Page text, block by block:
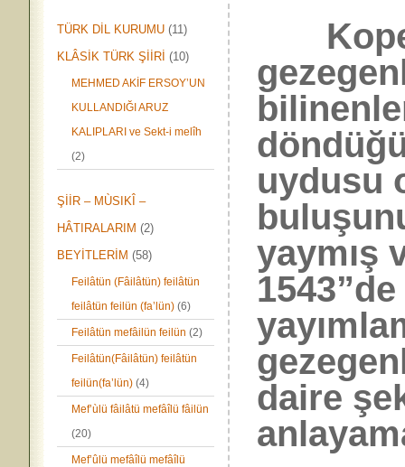
TÜRK DİL KURUMU (11)
KLÂSİK TÜRK ŞİİRİ (10)
MEHMED AKİF ERSOY’UN
KULLANDIĞI ARUZ
KALIPLARI ve Sekt-i melîh
(2)
ŞİİR – MÙSIKÎ –
HÂTIRALARIM (2)
BEYİTLERİM (58)
Feilâtün (Fâilâtün) feilâtün
feilâtün feilün (fa’lün) (6)
Feilâtün mefâilün feilün (2)
Feilâtün(Fâilâtün) feilâtün
feilün(fa’lün) (4)
Mef’ùlü fâilâtü mefâîlü fâilün
(20)
Mef’ûlü mefâîlü mefâîlü
uydusu
yaymış
daire